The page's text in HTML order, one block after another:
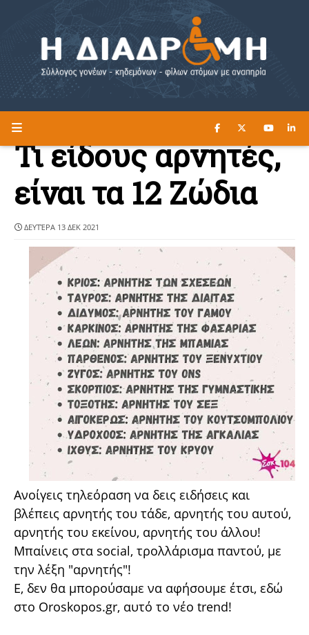
Η ΔΙΑΔΡΟΜΗ ΔΙΑΒΑΣΤΕ ΕΔΩ ►
Τι είδους αρνητές,
είναι τα 12 Ζώδια
ΔΕΥΤΈΡΑ 13 ΔΕΚ 2021
Ανοίγεις τηλεόραση να δεις ειδήσεις και
βλέπεις αρνητής του τάδε, αρνητής του αυτού,
αρνητής του εκείνου, αρνητής του άλλου!
Μπαίνεις στα social, τρολλάρισμα παντού, με
την λέξη "αρνητής"!
Ε, δεν θα μπορούσαμε να αφήσουμε έτσι, εδώ
στο Oroskopos.gr, αυτό το νέο trend!